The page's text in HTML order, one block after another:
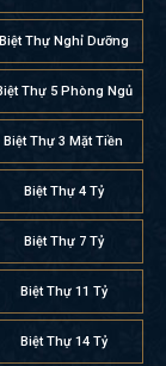
Biệt Thự Nghỉ Dưỡng
Thự 5 Phòng Ngủ
Biệt Thự 3 Mặt Tiền
Biệt Thự 4 Tỷ
Biệt Thự 7 Tỷ
Biệt Thự 11 Tỷ
Biệt Thự 14 Tỷ